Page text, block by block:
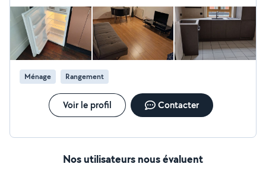
les prochaines fois.
Ménage Rangement
Voir le profil Contacter
Nos utilisateurs nous évaluent